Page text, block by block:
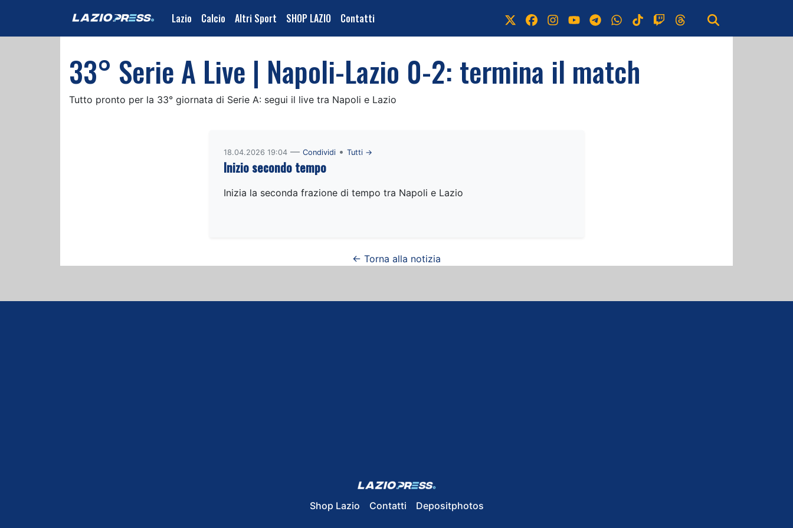
Lazio Calcio Altri Sport SHOP LAZIO Contatti
33° Serie A Live | Napoli-Lazio 0-2: termina il match
Tutto pronto per la 33° giornata di Serie A: segui il live tra Napoli e Lazio
18.04.2026 19:04— Condividi• Tutti →
Inizio secondo tempo
Inizia la seconda frazione di tempo tra Napoli e Lazio
← Torna alla notizia
Shop Lazio Contatti Depositphotos